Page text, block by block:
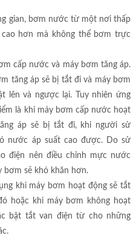
gian, bơm nước từ một nơi thấp
hơn mà không thể bơm trực
cấp nước và máy bơm tăng áp.
tăng áp sẽ bị tắt đi và máy bơm
lên và ngược lại. Tuy nhiên ứng
là khi máy bơm cấp nước hoạt
áp sẽ bị tắt đi, khi người sử
nước áp suất cao được. Do sử
điện nên điều chỉnh mực nước
bơm sẽ khó khăn hơn.
khi máy bơm hoạt động sẽ tắt
hoặc khi máy bơm không hoạt
bật tắt van điện từ cho những